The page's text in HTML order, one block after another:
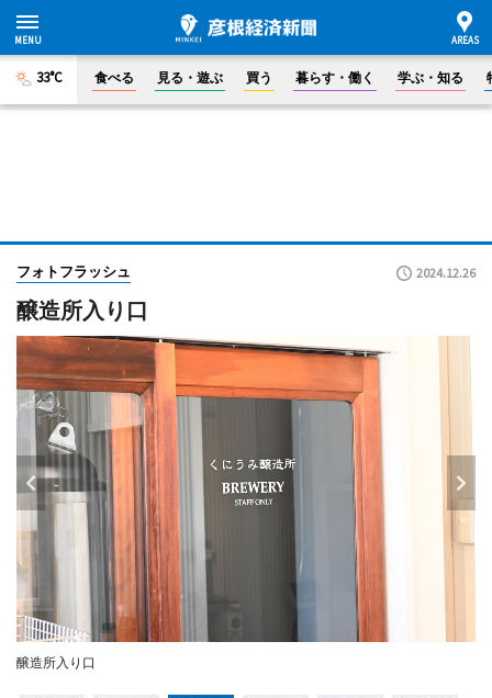
33°C 食べる 見る・遊ぶ 買う 暮らす・働く 学ぶ・知る
フォトフラッシュ 2024.12.26
醸造所入り口
醸造所入り口